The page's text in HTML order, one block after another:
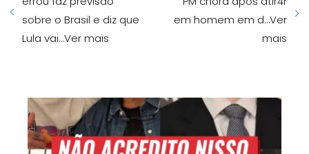
sobre o Brasil e diz que
Lula vai…Ver mais
em homem em d…Ver
mais